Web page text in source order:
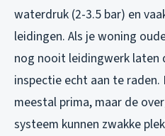
waterdruk (2-3.5 bar) en
leidingen. Als je woning
nog nooit leidingwerk laten
inspectie echt aan te raden.
meestal prima, maar de
systeem kunnen zwakke